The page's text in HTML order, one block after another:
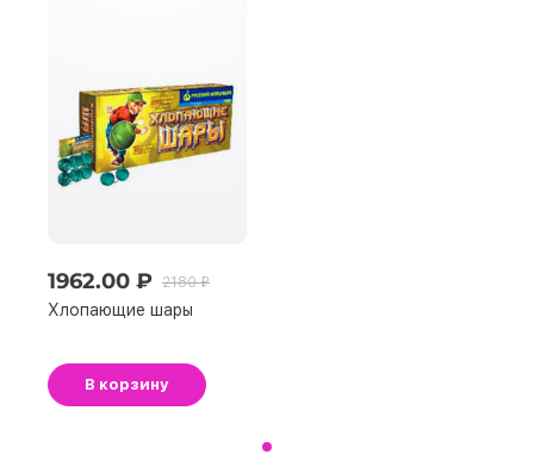
1962.00 ₽ 2180 ₽
Хлопающие шары
В корзину